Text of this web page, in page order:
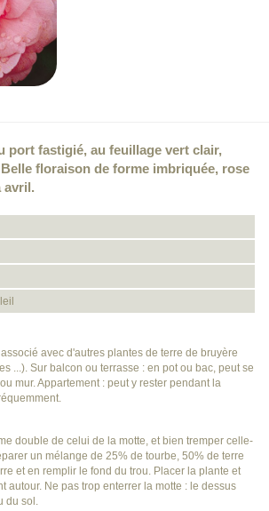
port fastigié, au feuillage vert clair,
floraison de forme imbriquée, rose
avril.
avec d'autres plantes de terre de bruyère
...). Sur balcon ou terrasse : en pot ou bac, peut se
mur. Appartement : peut y rester pendant la
double de celui de la motte, et bien tremper celle-
un mélange de 25% de tourbe, 50% de terre
et en remplir le fond du trou. Placer la plante et
autour. Ne pas trop enterrer la motte : le dessus
du sol.